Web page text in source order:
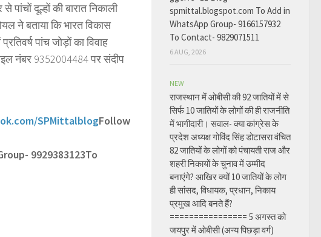
पांचों दूल्हों की बारात निकाली
ने बताया कि भारत विकास
पांच जोड़ों का विवाह
नंबर 9352004484 पर संदीप
SPMittalblogFollow
9929383123To
spmittal.blogspot.com To Add in
WhatsApp Group- 9166157932
To Contact- 9829071511
6 AUG, 2026
NEW
राजस्थान में ओबीसी की 92 जातियों में से
सिर्फ 10 जातियों के लोगों की ही राजनीति
में भागीदारी। सवाल- क्या कांग्रेस के
प्रदेश अध्यक्ष गोविंद सिंह डोटासरा वंचित
82 जातियों के लोगों को पंचायती राज और
शहरी निकायों के चुनाव में उम्मीद
बनाएंगे? आखिर क्यों 10 जातियों के लोग
ही सांसद, विधायक, प्रधान, निकाय
प्रमुख आदि बनते हैं?
================ 5 अगस्त को
जयपुर में ओबीसी (अन्य पिछड़ा वर्ग)